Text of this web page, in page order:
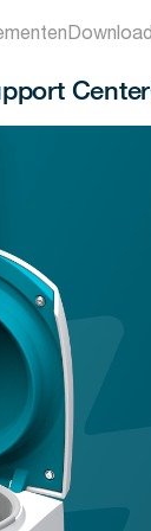
Center